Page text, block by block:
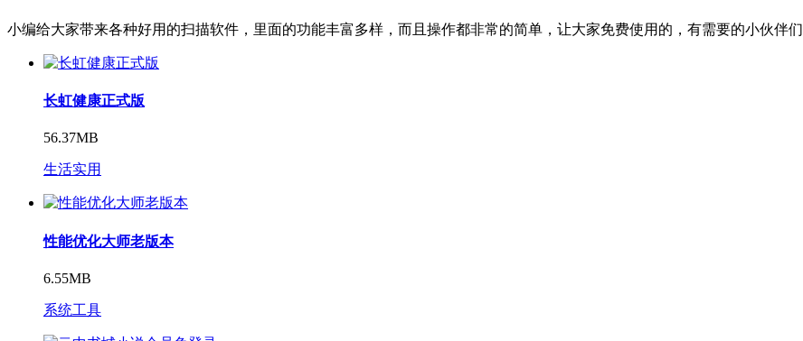
小编给大家带来各种好用的扫描软件，里面的功能丰富多样，而且操作都非常的简单，让大家免费使用的，有需要的小伙伴
长虹健康正式版
56.37MB
生活实用
性能优化大师老版本
6.55MB
系统工具